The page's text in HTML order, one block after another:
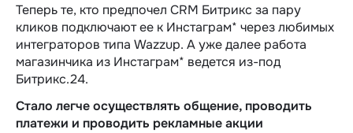
Теперь те, кто предпочел CRM Битрикс за пару
кликов подключают ее к Инстаграм* через любимых
интеграторов типа Wazzup. А уже далее работа
магазинчика из Инстаграм* ведется из-под
Битрикс.24.
Стало легче осуществлять общение, проводить
платежи и проводить рекламные акции